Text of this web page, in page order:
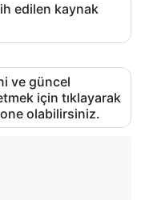
edilen kaynak
ve güncel
için tıklayarak
olabilirsiniz.